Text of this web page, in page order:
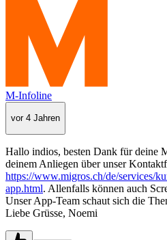
M-Infoline
vor 4 Jahren
Hallo indios, besten Dank für deine
deinem Anliegen über unser
https://www.migros.ch/de/services/
app.html. Allenfalls können auch
Unser App-Team schaut sich die
Liebe Grüsse, Noemi